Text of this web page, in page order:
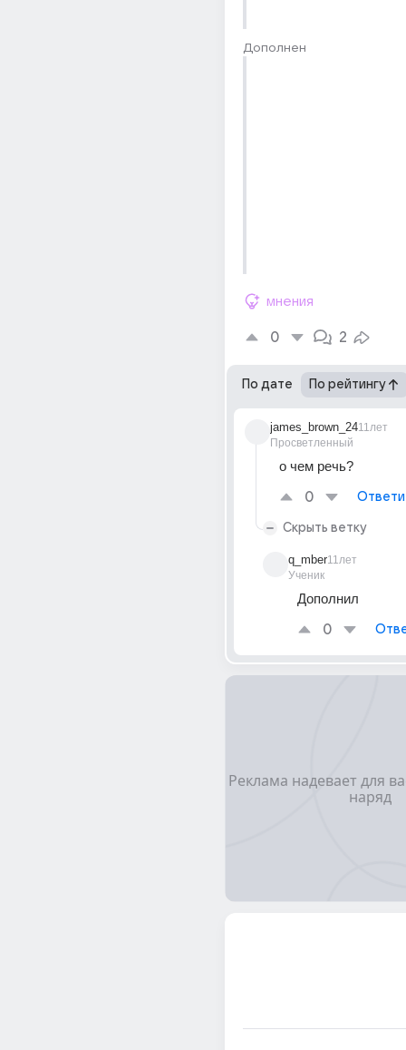
Дополнен
мнения
0 2
По дате По рейтингу
james_brown_24
Просветленный
11лет
о чем речь?
0
Скрыть ветку
q_mber
Ученик
11лет
Дополнил
0